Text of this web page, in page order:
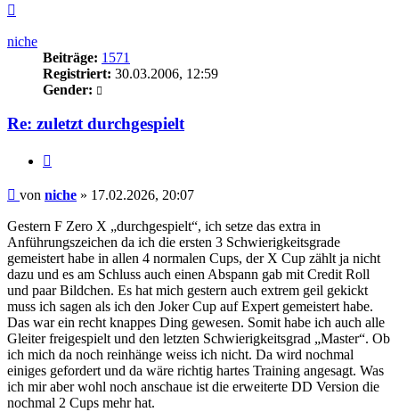
niche
Beiträge: 1571
Registriert: 30.03.2006, 12:59
Gender:
Re: zuletzt durchgespielt
Beitrag
von niche » 17.02.2026, 20:07
Gestern F Zero X „durchgespielt“, ich setze das extra in
Anführungszeichen da ich die ersten 3 Schwierigkeitsgrade
gemeistert habe in allen 4 normalen Cups, der X Cup zählt ja nicht
dazu und es am Schluss auch einen Abspann gab mit Credit Roll
und paar Bildchen. Es hat mich gestern auch extrem geil gekickt
muss ich sagen als ich den Joker Cup auf Expert gemeistert habe.
Das war ein recht knappes Ding gewesen. Somit habe ich auch alle
Gleiter freigespielt und den letzten Schwierigkeitsgrad „Master“. Ob
ich mich da noch reinhänge weiss ich nicht. Da wird nochmal
einiges gefordert und da wäre richtig hartes Training angesagt. Was
ich mir aber wohl noch anschaue ist die erweiterte DD Version die
nochmal 2 Cups mehr hat.